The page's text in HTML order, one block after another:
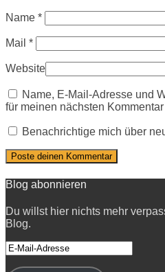
Name *
Mail *
Website
Name, E-Mail-Adresse und
für meinen nächsten
Benachrichtige mich über
Blog abonnieren
Du willst hier nichts mehr
Blog.
E-
Mail-